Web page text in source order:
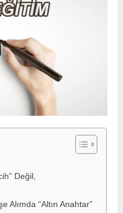
Değil,
Alımda “Altın Anahtar”